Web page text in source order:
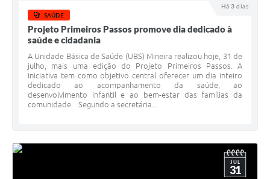
Há 3 dias
SAÚDE
Projeto Primeiros Passos promove dia dedicado à
saúde e cidadania
A Unidade Básica de Saúde (UBS) Mineira realizou hoje, 31 de
julho, mais uma edição do Projeto Primeiros Passos. A
iniciativa tem como objetivo central oferecer um dia inteiro
dedicado ao acompanhamento da saúde, ao
desenvolvimento infantil e ao bem-estar das famílias da
comunidade. Segundo a secretária...
JUL
31